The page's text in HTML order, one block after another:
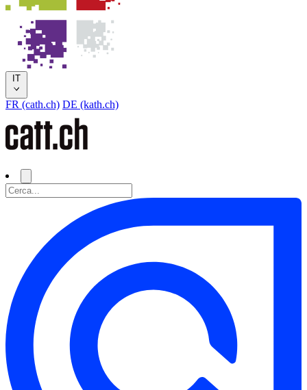
IT
FR (cath.ch) DE (kath.ch)